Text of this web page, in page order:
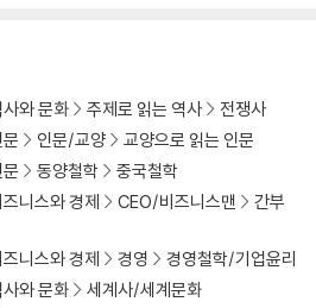
라 - 위나라 사신으로 간 상앙
않다
하라 - 이신의 자만과 왕전의 통찰
철학 - 평화를 꿈꾼 손자의 병법
승리를 거둔다
사와 문화 주제로 읽는 역사
전쟁사
인문/교양
교양으로 읽는 인문
동양철학
중국철학
즈니스와 경제 CEO/비즈니스맨
간부
즈니스와 경제 경영
경영철학/기업윤리
사와 문화 세계사/세계문화